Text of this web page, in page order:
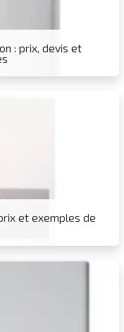
: prix, devis et
et exemples de